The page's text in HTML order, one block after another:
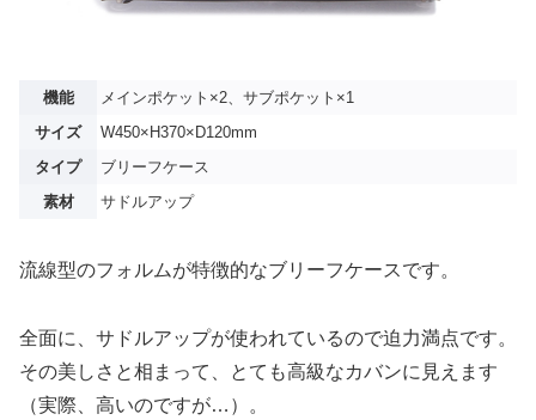
機能
メインポケット×2、サブポケット×1
サイズ
W450×H370×D120mm
タイプ
ブリーフケース
素材
サドルアップ
流線型のフォルムが特徴的なブリーフケースです。
全面に、サドルアップが使われているので迫力満点です。
その美しさと相まって、とても高級なカバンに見えます
（実際、高いのですが…）。